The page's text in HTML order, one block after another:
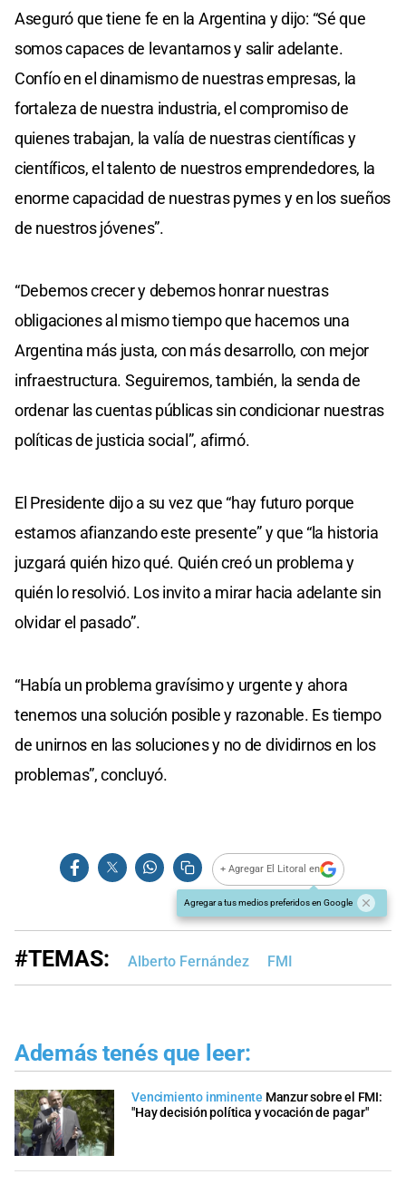
Aseguró que tiene fe en la Argentina y dijo: “Sé que
somos capaces de levantarnos y salir adelante.
Confío en el dinamismo de nuestras empresas, la
fortaleza de nuestra industria, el compromiso de
quienes trabajan, la valía de nuestras científicas y
científicos, el talento de nuestros emprendedores, la
enorme capacidad de nuestras pymes y en los sueños
de nuestros jóvenes”.
“Debemos crecer y debemos honrar nuestras
obligaciones al mismo tiempo que hacemos una
Argentina más justa, con más desarrollo, con mejor
infraestructura. Seguiremos, también, la senda de
ordenar las cuentas públicas sin condicionar nuestras
políticas de justicia social”, afirmó.
El Presidente dijo a su vez que “hay futuro porque
estamos afianzando este presente” y que “la historia
juzgará quién hizo qué. Quién creó un problema y
quién lo resolvió. Los invito a mirar hacia adelante sin
olvidar el pasado”.
“Había un problema gravísimo y urgente y ahora
tenemos una solución posible y razonable. Es tiempo
de unirnos en las soluciones y no de dividirnos en los
problemas”, concluyó.
+ Agregar El Litoral en
Agregar a tus medios preferidos en Google
#TEMAS: Alberto Fernández FMI
Además tenés que leer:
Vencimiento inminente Manzur sobre el FMI:
"Hay decisión política y vocación de pagar"